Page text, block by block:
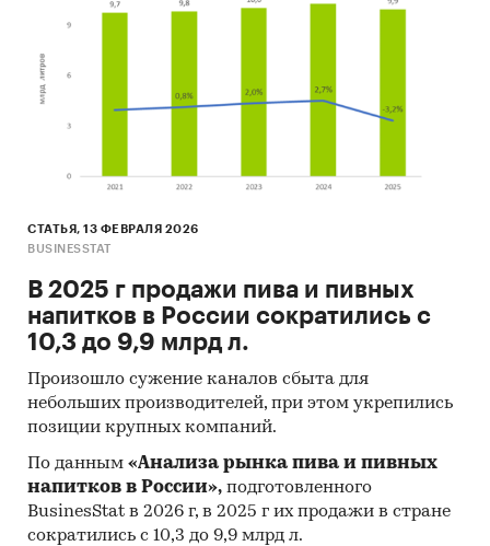
Производство:
• Пиво;
• Пиво крепостью до 0,5%;
• Пиво крепостью от 0,5% до 8,6%
• Пивные напитки.
Импорт и экспорт:
• Пиво в бутылках;
• Пиво в прочей таре до 10 л;
• Пиво в прочей таре >10 л;
• Безалкогольное пиво.
СТАТЬЯ, 13 ФЕВРАЛЯ 2026
BUSINESSTAT
В 2025 г продажи пива и пивных
напитков в России сократились с
10,3 до 9,9 млрд л.
Произошло сужение каналов сбыта для
небольших производителей, при этом укрепились
позиции крупных компаний.
По данным «Анализа рынка пива и пивных
напитков в России», подготовленного
BusinesStat в 2026 г, в 2025 г их продажи в стране
сократились с 10,3 до 9,9 млрд л.